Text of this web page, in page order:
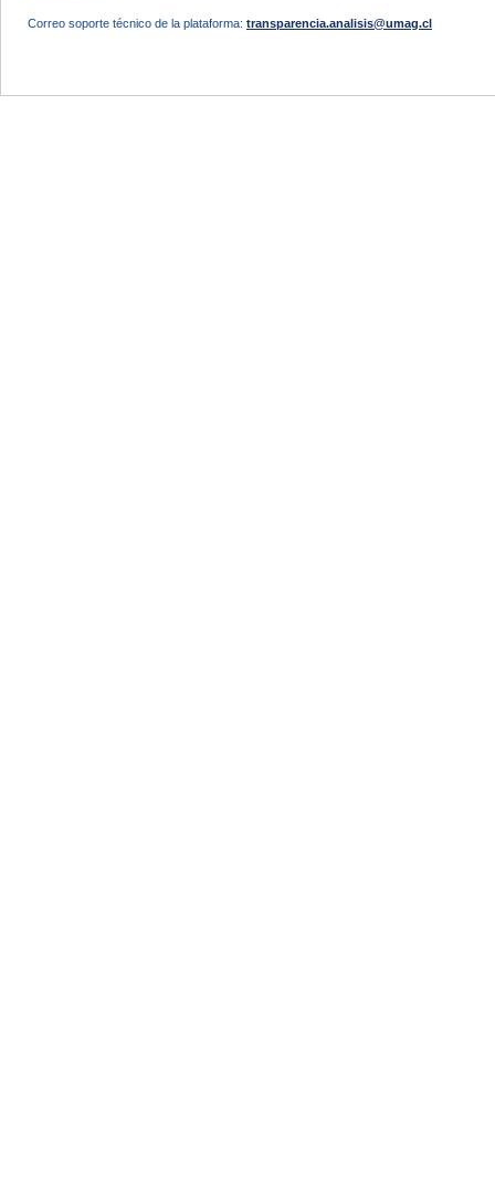
Correo soporte técnico de la plataforma: transparencia.analisis@umag.cl